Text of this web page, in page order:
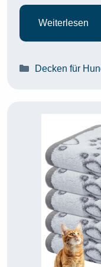
Weiterlesen
Kategorien
Decken für